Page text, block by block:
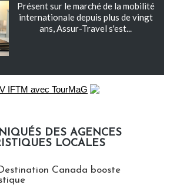
Présent sur le marché de la mobilité
internationale depuis plus de vingt
ans, Assur-Travel s'est...
DES AGENCES
LOCALES
Canada booste